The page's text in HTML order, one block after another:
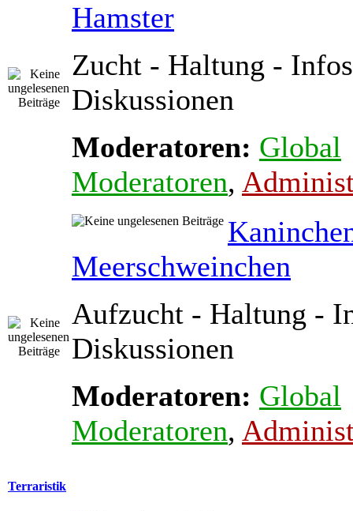
Hamster
Zucht - Haltung -
Diskussionen
Moderatoren: Global
Moderatoren,
Meerschweinchen
Aufzucht - Haltung -
Diskussionen
Moderatoren: Global
Moderatoren,
Terraristik